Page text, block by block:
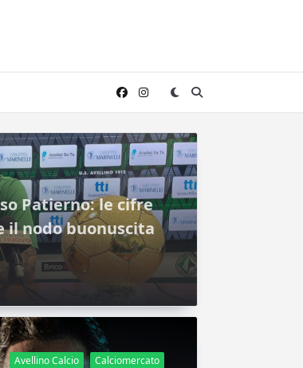
Patierno: le cifre
il nodo buonuscita
Avellino Calcio Calciomercato